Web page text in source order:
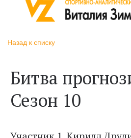
Назад к списку
Битва
Сезон 10